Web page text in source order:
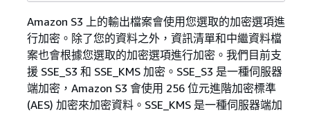
Amazon S3 上的輸出檔案會使用您選取的加密選項進
行加密。除了您的資料之外，資訊清單和中繼資料檔
案也會根據您選取的加密選項進行加密。我們目前支
援 SSE_S3 和 SSE_KMS 加密。SSE_S3 是一種伺服器
端加密，Amazon S3 會使用 256 位元進階加密標準
(AES) 加密來加密資料。SSE_KMS 是一種伺服器端加